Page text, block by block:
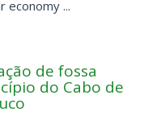
economy ...
de fossa
do Cabo de